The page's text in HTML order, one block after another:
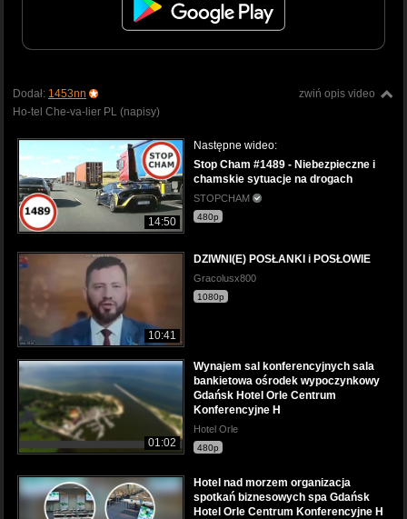
zwiń opis video
Dodał: 1453nn
Ho-tel Che-va-lier PL (napisy)
14:50
Następne wideo:
Stop Cham #1489 - Niebezpieczne i
chamskie sytuacje na drogach
STOPCHAM
480p
10:41
DZIWNI(E) POSŁANKI i POSŁOWIE
Gracolusx800
1080p
01:02
Wynajem sal konferencyjnych sala
bankietowa ośrodek wypoczynkowy
Gdańsk Hotel Orle Centrum
Konferencyjne H
Hotel Orle
480p
Hotel nad morzem organizacja
spotkań biznesowych spa Gdańsk
Hotel Orle Centrum Konferencyjne H